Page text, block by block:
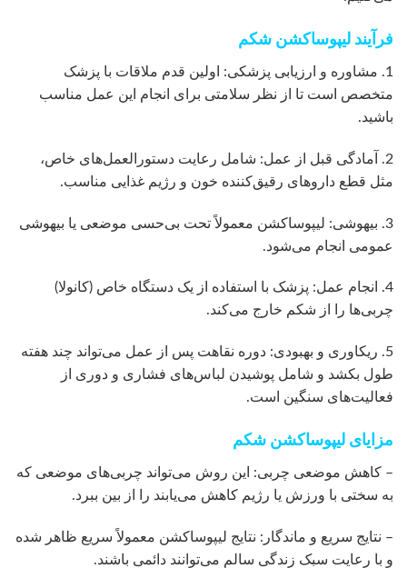
فرآیند لیپوساکشن شکم
1. مشاوره و ارزیابی پزشکی: اولین قدم ملاقات با پزشک
متخصص است تا از نظر سلامتی برای انجام این عمل مناسب
باشید.
2. آمادگی قبل از عمل: شامل رعایت دستورالعمل‌های خاص،
مثل قطع داروهای رقیق‌کننده خون و رژیم غذایی مناسب.
3. بیهوشی: لیپوساکشن معمولاً تحت بی‌حسی موضعی یا بیهوشی
عمومی انجام می‌شود.
4. انجام عمل: پزشک با استفاده از یک دستگاه خاص (کانولا)
چربی‌ها را از شکم خارج می‌کند.
5. ریکاوری و بهبودی: دوره نقاهت پس از عمل می‌تواند چند هفته
طول بکشد و شامل پوشیدن لباس‌های فشاری و دوری از
فعالیت‌های سنگین است.
مزایای لیپوساکشن شکم
– کاهش موضعی چربی: این روش می‌تواند چربی‌های موضعی که
به سختی با ورزش یا رژیم کاهش می‌یابند را از بین ببرد.
– نتایج سریع و ماندگار: نتایج لیپوساکشن معمولاً سریع ظاهر شده
و با رعایت سبک زندگی سالم می‌توانند دائمی باشند.